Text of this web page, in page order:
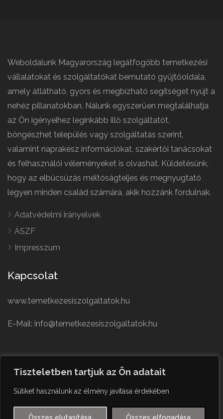
Tiszteletben tartjuk az Ön adatait
Sütiket használunk az élmény javítása érdekében
Weboldalunk Magyarország legátfogóbb temetkezési
vállalatokat és szolgáltatókat bemutató gyűjtőoldala,
amely átlátható, gyors és megbízható segítséget nyújt a
nehéz pillanatokban. Nálunk egyszerűen megtalálhatja
az Ön igényeihez leginkább illő szolgáltatót,
böngészhet település vagy szolgáltatás szerint,
valamint naprakész információkat, szakértői tanácsokat
és felhasználói véleményeket is olvashat. Küldetésünk,
hogy az elbúcsúzás méltóságteljes és megnyugtató
legyen minden család számára, akik hozzánk fordulnak.
Adatvédelmi irányelvek
ÁSZF
Impresszum
Kapcsolat
www.temetkezesiszolgaltatok.hu
E-Mail: info@temetkezesiszolgaltatok.hu
English
Czech
German